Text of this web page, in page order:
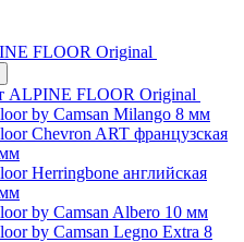
FLOOR Original
ALPINE FLOOR Original
by Camsan Milango 8 мм
Chevron ART французская
Herringbone английская
by Camsan Albero 10 мм
by Camsan Legno Extra 8